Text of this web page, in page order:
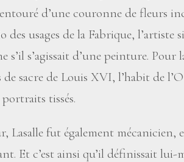
d’une couronne de fleurs
usages de la Fabrique, l’artiste
s’il s’agissait d’une peinture. Pour
sacre de Louis XVI, l’habit de
tissés.
Lasalle fut également
Et c’est ainsi qu’il définissait lui-